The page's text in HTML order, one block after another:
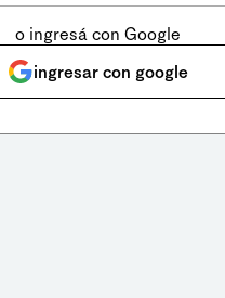
o ingresá con Google
ingresar con google